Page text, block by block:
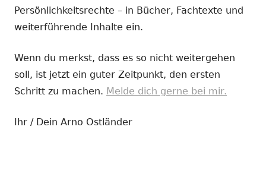
Persönlichkeitsrechte – in Bücher, Fachtexte und
weiterführende Inhalte ein.
Wenn du merkst, dass es so nicht weitergehen
soll, ist jetzt ein guter Zeitpunkt, den ersten
Schritt zu machen. Melde dich gerne bei mir.
Ihr / Dein Arno Ostländer